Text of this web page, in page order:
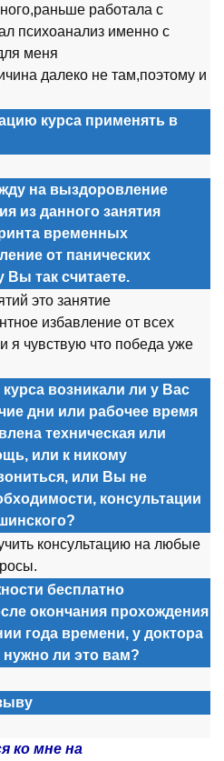
ого,раньше работала с
психоанализ именно с
меня
далеко не там,поэтому и
курса применять в
на выздоровление
из данного занятия
временных
от панических
Вы так считаете.
это занятие
ое избавление от всех
я чувствую что победа уже
возникали ли у Вас
дни или рабочее время
техническая или
или к никому
или Вы не
консультации
консультацию на любые
осы.
бесплатно
окончания прохождения
года времени, у доктора
ли это вам?
ко мне на